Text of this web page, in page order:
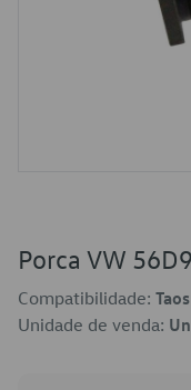
Porca VW
Compatibilidade: Taos
Unidade de venda: